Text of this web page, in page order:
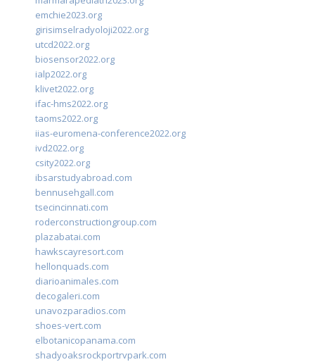
emchie2023.org
girisimselradyoloji2022.org
utcd2022.org
biosensor2022.org
ialp2022.org
klivet2022.org
ifac-hms2022.org
taoms2022.org
iias-euromena-conference2022.org
ivd2022.org
csity2022.org
ibsarstudyabroad.com
bennusehgall.com
tsecincinnati.com
roderconstructiongroup.com
plazabatai.com
hawkscayresort.com
hellonquads.com
diarioanimales.com
decogaleri.com
unavozparadios.com
shoes-vert.com
elbotanicopanama.com
shadyoaksrockportrvpark.com